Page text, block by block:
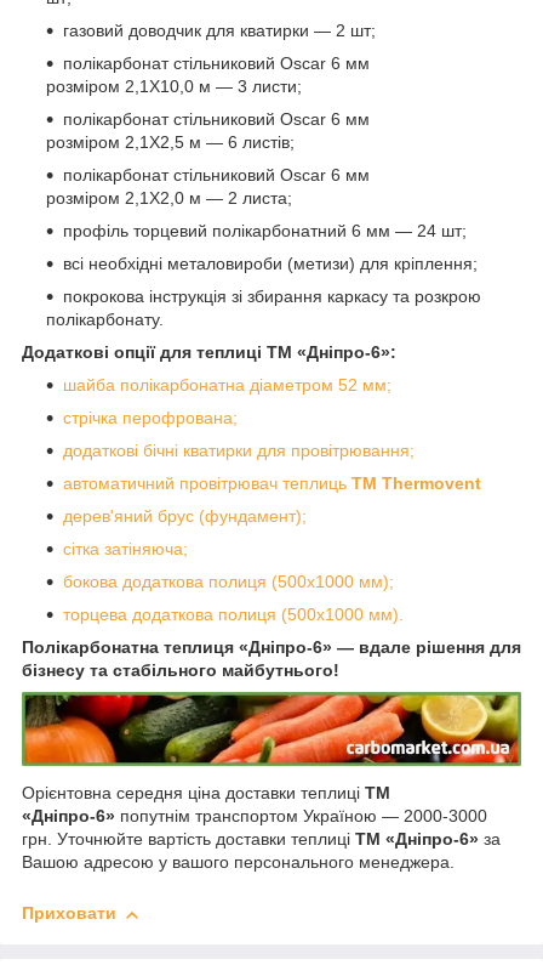
газовий доводчик для кватирки — 2 шт;
полікарбонат стільниковий Oscar 6 мм
розміром 2,1Х10,0 м — 3 листи;
полікарбонат стільниковий Oscar 6 мм
розміром 2,1Х2,5 м — 6 листів;
полікарбонат стільниковий Oscar 6 мм
розміром 2,1Х2,0 м — 2 листа;
профіль торцевий полікарбонатний 6 мм — 24 шт;
всі необхідні металовироби (метизи) для кріплення;
покрокова інструкція зі збирання каркасу та розкрою
полікарбонату.
Додаткові опції для теплиці ТМ «Дніпро-6»:
шайба полікарбонатна діаметром 52 мм;
стрічка перофрована;
додаткові бічні кватирки для провітрювання;
автоматичний провітрювач теплиць ТМ Thermovent
дерев'яний брус (фундамент);
сітка затіняюча;
бокова додаткова полиця (500х1000 мм);
торцева додаткова полиця (500х1000 мм).
Полікарбонатна теплиця «Дніпро-6» — вдале рішення для
бізнесу та стабільного майбутнього!
Орієнтовна середня ціна доставки теплиці ТМ
«Дніпро-6» попутнім транспортом Україною — 2000-3000
грн. Уточнюйте вартість доставки теплиці ТМ «Дніпро-6» за
Вашою адресою у вашого персонального менеджера.
Приховати